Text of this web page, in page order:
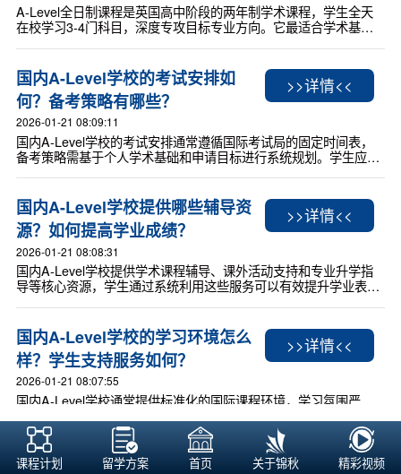
A-Level全日制课程是英国高中阶段的两年制学术课程，学生全天
在校学习3-4门科目，深度专攻目标专业方向。它最适合学术基础
国内A-Level学校的考试安排如
何？备考策略有哪些？
2026-01-21 08:09:11
国内A-Level学校的考试安排通常遵循国际考试局的固定时间表，
备考策略需基于个人学术基础和申请目标进行系统规划。学生应提
>>详情<<
国内A-Level学校提供哪些辅导资
源？如何提高学业成绩？
2026-01-21 08:08:31
国内A-Level学校提供学术课程辅导、课外活动支持和专业升学指
导等核心资源，学生通过系统利用这些服务可以有效提升学业表
>>详情<<
国内A-Level学校的学习环境怎么
样？学生支持服务如何？
2026-01-21 08:07:55
国内A-Level学校通常提供标准化的国际课程环境，学习氛围严
心理辅导，但具体质量因学校资源和定位而异。选择时需结合个人
学术目标和适应需求，实地考察和升学记录是关键参考。
>>详情<<
如何评估国内A-Level学校的质
课程计划 留学方案 首页 关于锦秋 精彩视频